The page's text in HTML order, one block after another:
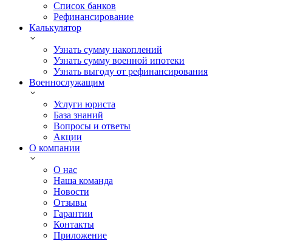
Список банков
Рефинансирование
Калькулятор
Узнать сумму накоплений
Узнать сумму военной ипотеки
Узнать выгоду от рефинансирования
Военнослужащим
Услуги юриста
База знаний
Вопросы и ответы
Акции
О компании
О нас
Наша команда
Новости
Отзывы
Гарантии
Контакты
Приложение